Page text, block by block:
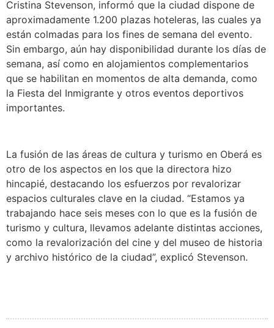
Cristina Stevenson, informó que la ciudad dispone de
aproximadamente 1.200 plazas hoteleras, las cuales ya
están colmadas para los fines de semana del evento.
Sin embargo, aún hay disponibilidad durante los días de
semana, así como en alojamientos complementarios
que se habilitan en momentos de alta demanda, como
la Fiesta del Inmigrante y otros eventos deportivos
importantes.
La fusión de las áreas de cultura y turismo en Oberá es
otro de los aspectos en los que la directora hizo
hincapié, destacando los esfuerzos por revalorizar
espacios culturales clave en la ciudad. “Estamos ya
trabajando hace seis meses con lo que es la fusión de
turismo y cultura, llevamos adelante distintas acciones,
como la revalorización del cine y del museo de historia
y archivo histórico de la ciudad”, explicó Stevenson.